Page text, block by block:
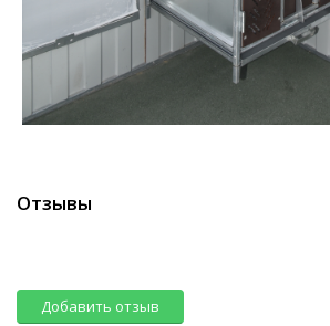
Отзывы
Добавить отзыв